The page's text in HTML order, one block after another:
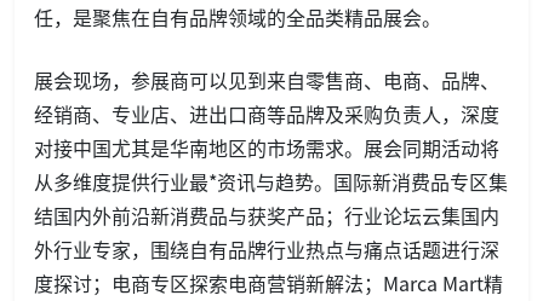
任，是聚焦在自有品牌领域的全品类精品展会。
展会现场，参展商可以见到来自零售商、电商、品牌、
经销商、专业店、进出口商等品牌及采购负责人，深度
对接中国尤其是华南地区的市场需求。展会同期活动将
从多维度提供行业最*资讯与趋势。国际新消费品专区集
结国内外前沿新消费品与获奖产品；行业论坛云集国内
外行业专家，围绕自有品牌行业热点与痛点话题进行深
度探讨；电商专区探索电商营销新解法；Marca Mart精